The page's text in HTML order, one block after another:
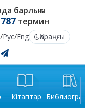
барлығы
термин
/Рус/Eng
Қараңғы
Кітаптар